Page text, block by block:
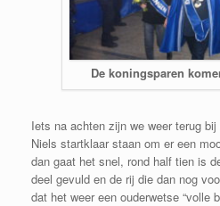
De koningsparen
Iets na achten zijn we weer terug
Niels startklaar staan om er een
dan gaat het snel, rond half tien is
deel gevuld en de rij die dan nog
dat het weer een ouderwetse “volle